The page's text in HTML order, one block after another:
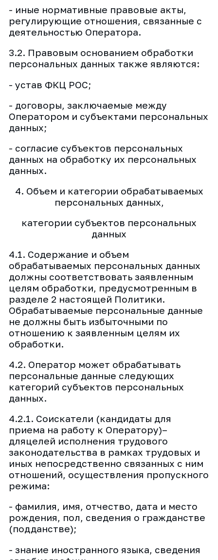
- иные нормативные правовые акты,
регулирующие отношения, связанные с
деятельностью Оператора.
3.2. Правовым основанием обработки
персональных данных также являются:
- устав ФКЦ РОС;
- договоры, заключаемые между
Оператором и субъектами персональных
данных;
- согласие субъектов персональных
данных на обработку их персональных
данных.
4. Объем и категории обрабатываемых
персональных данных,
категории субъектов персональных
данных
4.1. Содержание и объем
обрабатываемых персональных данных
должны соответствовать заявленным
целям обработки, предусмотренным в
разделе 2 настоящей Политики.
Обрабатываемые персональные данные
не должны быть избыточными по
отношению к заявленным целям их
обработки.
4.2. Оператор может обрабатывать
персональные данные следующих
категорий субъектов персональных
данных.
4.2.1. Соискатели (кандидаты для
приема на работу к Оператору)–
дляцелей исполнения трудового
законодательства в рамках трудовых и
иных непосредственно связанных с ним
отношений, осуществления пропускного
режима:
- фамилия, имя, отчество, дата и место
рождения, пол, сведения о гражданстве
(подданстве);
- знание иностранного языка, сведения